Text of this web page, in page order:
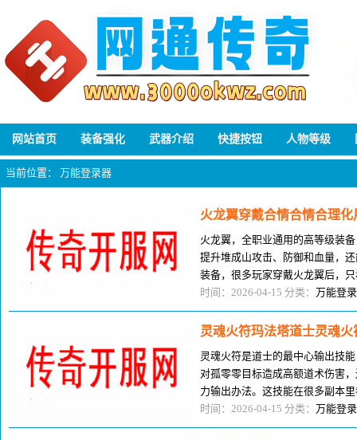
网站首页 装备强化 武器介绍 快捷按钮 人物等级
当前位置： 万能登录器
火龙翼穿戴合情合情合理
火龙翼，全职业通用的高等级装
提升堆成山攻击、防御和血量，
装备，很多玩家穿戴火龙翼后，
合理用起来，其实火龙翼的贼猛，
时间：2026-04-15 分类： 万能登
灵魂火符玛法塔道士灵魂
灵魂火符是道士的最中心输出技
对孤零零目标造成高额道术伤害
力输出办法。这技能在很多副本
物堆一堆且血厚，灵魂火符的一直
时间：2026-04-15 分类： 万能登